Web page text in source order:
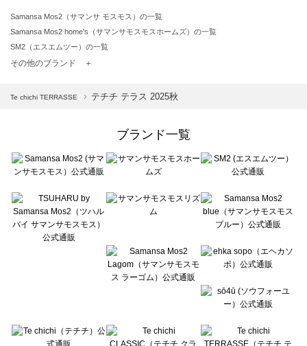
Samansa Mos2（サマンサ モスモス）の一覧
Samansa Mos2 home's（サマンサモスモスホームズ）の一覧
SM2（エスエムツー）の一覧
TSUHARU by Samansa Mos2（ツハルバイサマンサモスモス）の一覧
Samansa Mos2 blue（サマンサモスモス ブルー）の一覧
Te chichi（テチチ）の一覧
Te chichi CLASSIC（テチチ クラシック）の一覧
Lugnoncure（ルノンキュール）の一覧
BETTY'S BLUE（べティーズブルー）の一覧
Wpc.（ワールドパーティー）の一覧
その他のブランド ＋
Te chichi TERRASSE テチチ テラス 2025秋
ブランド一覧